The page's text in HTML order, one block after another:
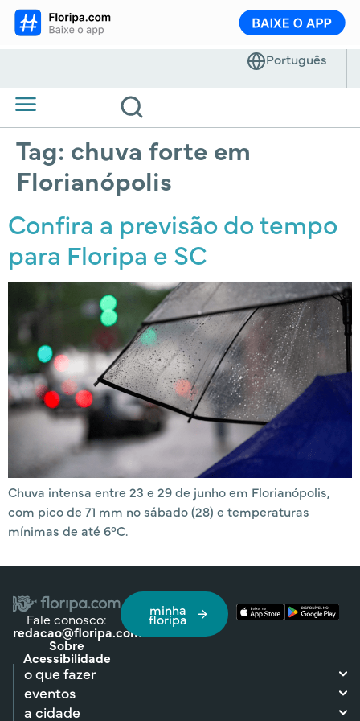
Tag: chuva forte em
Florianópolis
Confira a previsão do tempo
para Floripa e SC
Chuva intensa entre 23 e 29 de junho em Florianópolis,
com pico de 71 mm no sábado (28) e temperaturas
mínimas de até 6°C.
Fale conosco:
redacao@floripa.com
Sobre
Acessibilidade
minha
floripa
o que fazer
eventos
a cidade